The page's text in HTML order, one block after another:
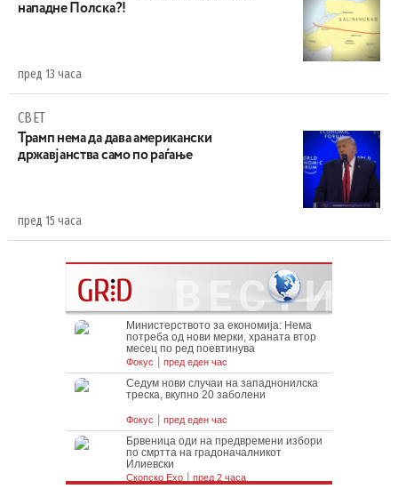
нападне Полска?!
пред 13 часа
СВЕТ
Трамп нема да дава американски
државјанства само по раѓање
пред 15 часа